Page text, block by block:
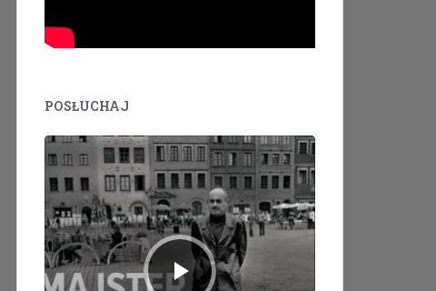
POSŁUCHAJ
Odtwarzacz
plików
dźwiękowych